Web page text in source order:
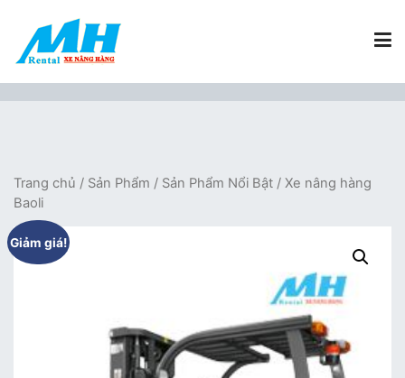
nội
Xe Nâng Hàng MH Rental
Trang chủ / Sản Phẩm / Sản Phẩm Nổi Bật / Xe nâng hàng
Baoli
Giảm giá!